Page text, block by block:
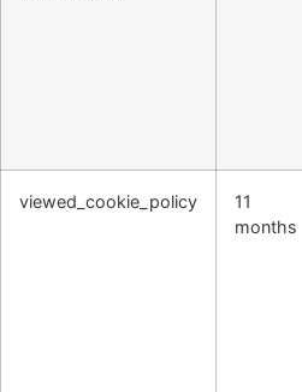
viewed_cookie_policy
11
months